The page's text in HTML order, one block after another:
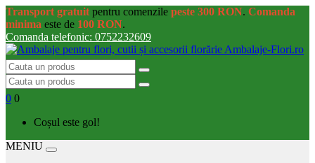
Transport gratuit pentru comenzile peste 300 RON. Comanda
minima este de 100 RON.
Comanda telefonic: 0752232609
0 0
Coșul este gol!
MENIU